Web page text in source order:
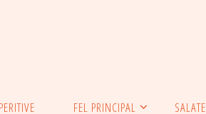
FEL PRINCIPAL SALATE